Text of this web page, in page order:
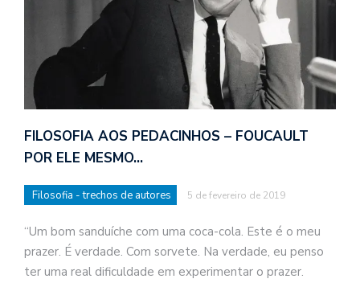
FILOSOFIA AOS PEDACINHOS – FOUCAULT
POR ELE MESMO…
Filosofia - trechos de autores 5 de fevereiro de 2019
“Um bom sanduíche com uma coca-cola. Este é o meu
prazer. É verdade. Com sorvete. Na verdade, eu penso
ter uma real dificuldade em experimentar o prazer.